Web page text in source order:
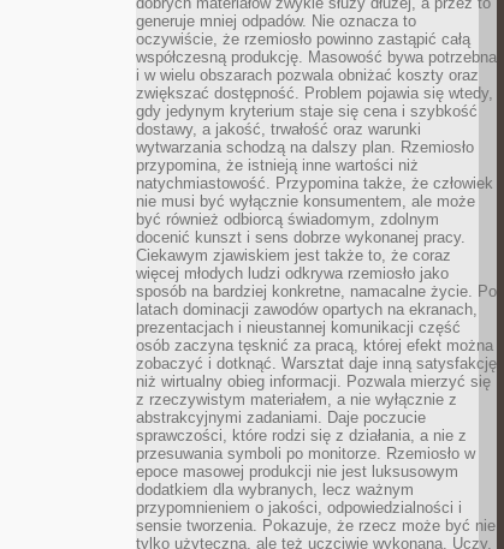
generuje mniej odpadów. Nie oznacza to
oczywiście, że rzemiosło powinno zastąpić całą
współczesną produkcję. Masowość bywa potrzebna
i w wielu obszarach pozwala obniżać koszty oraz
zwiększać dostępność. Problem pojawia się wtedy,
gdy jedynym kryterium staje się cena i szybkość
dostawy, a jakość, trwałość oraz warunki
wytwarzania schodzą na dalszy plan. Rzemiosło
przypomina, że istnieją inne wartości niż
natychmiastowość. Przypomina także, że człowiek
nie musi być wyłącznie konsumentem, ale może
być również odbiorcą świadomym, zdolnym
docenić kunszt i sens dobrze wykonanej pracy.
Ciekawym zjawiskiem jest także to, że coraz
więcej młodych ludzi odkrywa rzemiosło jako
sposób na bardziej konkretne, namacalne życie. Po
latach dominacji zawodów opartych na ekranach,
prezentacjach i nieustannej komunikacji część
osób zaczyna tęsknić za pracą, której efekt można
zobaczyć i dotknąć. Warsztat daje inną satysfakcję
niż wirtualny obieg informacji. Pozwala mierzyć się
z rzeczywistym materiałem, a nie wyłącznie z
abstrakcyjnymi zadaniami. Daje poczucie
sprawczości, które rodzi się z działania, a nie z
przesuwania symboli po monitorze. Rzemiosło w
epoce masowej produkcji nie jest luksusowym
dodatkiem dla wybranych, lecz ważnym
przypomnieniem o jakości, odpowiedzialności i
sensie tworzenia. Pokazuje, że rzecz może być nie
tylko użyteczna, ale też uczciwie wykonana. Uczy,